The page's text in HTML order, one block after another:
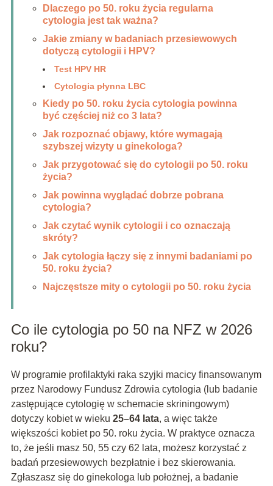
Dlaczego po 50. roku życia regularna
cytologia jest tak ważna?
Jakie zmiany w badaniach przesiewowych
dotyczą cytologii i HPV?
Test HPV HR
Cytologia płynna LBC
Kiedy po 50. roku życia cytologia powinna
być częściej niż co 3 lata?
Jak rozpoznać objawy, które wymagają
szybszej wizyty u ginekologa?
Jak przygotować się do cytologii po 50. roku
życia?
Jak powinna wyglądać dobrze pobrana
cytologia?
Jak czytać wynik cytologii i co oznaczają
skróty?
Jak cytologia łączy się z innymi badaniami po
50. roku życia?
Najczęstsze mity o cytologii po 50. roku życia
Co ile cytologia po 50 na NFZ w 2026
roku?
W programie profilaktyki raka szyjki macicy finansowanym
przez Narodowy Fundusz Zdrowia cytologia (lub badanie
zastępujące cytologię w schemacie skriningowym)
dotyczy kobiet w wieku 25–64 lata, a więc także
większości kobiet po 50. roku życia. W praktyce oznacza
to, że jeśli masz 50, 55 czy 62 lata, możesz korzystać z
badań przesiewowych bezpłatnie i bez skierowania.
Zgłaszasz się do ginekologa lub położnej, a badanie